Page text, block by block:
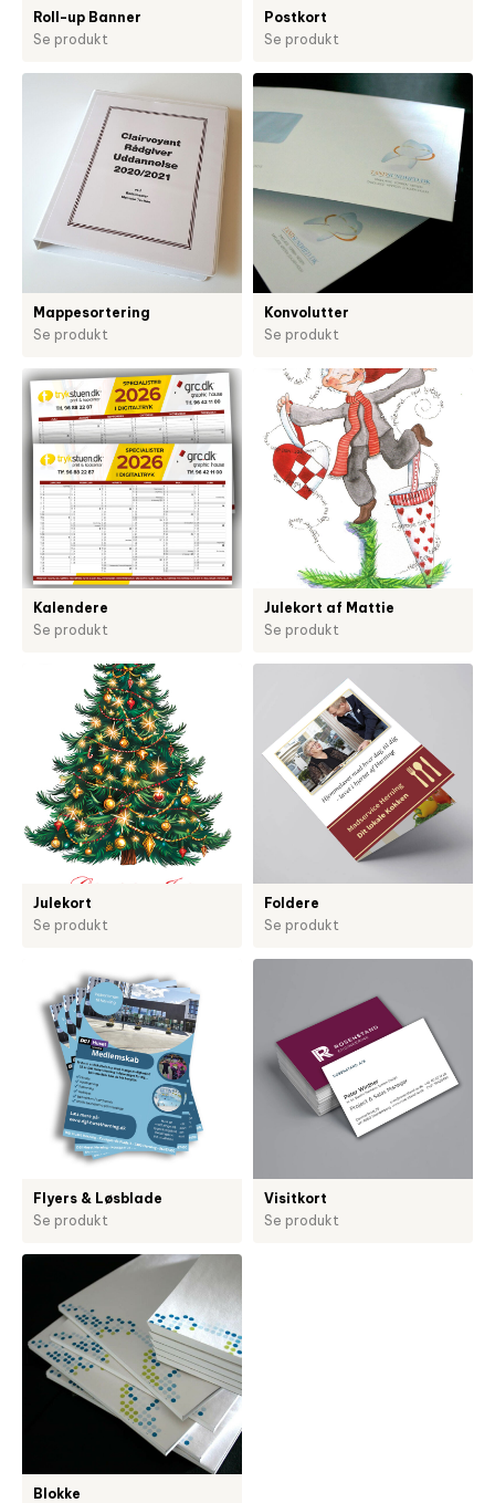
Roll-up Banner
Se produkt
Postkort
Se produkt
Mappesortering
Se produkt
Konvolutter
Se produkt
Kalendere
Se produkt
Julekort af Mattie
Se produkt
Julekort
Se produkt
Foldere
Se produkt
Flyers & Løsblade
Se produkt
Visitkort
Se produkt
Blokke